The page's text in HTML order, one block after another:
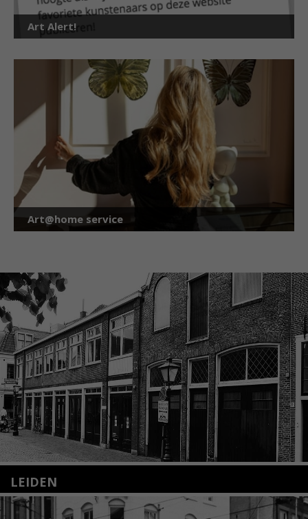
Art Alert!
Art@home service
LEIDEN
Nieuwstraat 35
2312 KA Leiden